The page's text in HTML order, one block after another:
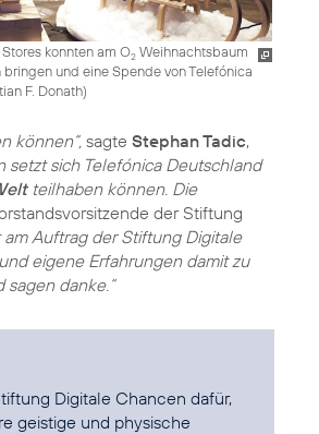
konnten am O2Weihnachtsbaum
und eine Spende von Telefónica
F. Donath)
können“,sagte Stephan Tadic,
setzt sich Telefónica Deutschland
teilhaben können. Die
der Stiftung
Auftrag der Stiftung Digitale
eigene Erfahrungen damit zu
danke.“
Digitale Chancen dafür,
geistige und physische